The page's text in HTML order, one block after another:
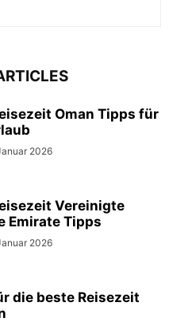
Oman Tipps für
2026
Vereinigte
Emirate Tipps
2026
die beste Reisezeit